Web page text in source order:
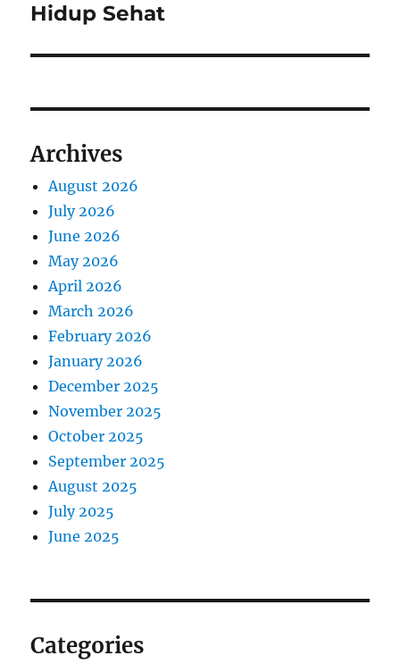
Hidup Sehat
Archives
August 2026
July 2026
June 2026
May 2026
April 2026
March 2026
February 2026
January 2026
December 2025
November 2025
October 2025
September 2025
August 2025
July 2025
June 2025
Categories